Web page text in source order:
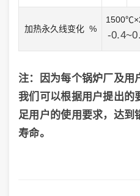
加热永久线变化 %
-
注： 因为每个锅炉厂及用
我们可以根据用户提出的
足用户的使用要求，达到
寿命。